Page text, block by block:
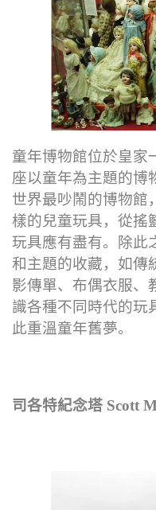
童年博物館位於皇家
座以童年為主題的博
世界最吵鬧的博物館
樣的兒童玩具，從搖
玩具應有盡有。除此
和主題的收藏，如傳
影傳單、布偶衣服、
識各種不同時代的玩
此重溫童年舊夢。
司各特紀念塔 Scott